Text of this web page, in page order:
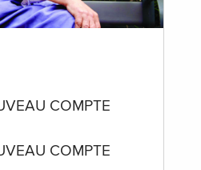
COMPTE
COMPTE